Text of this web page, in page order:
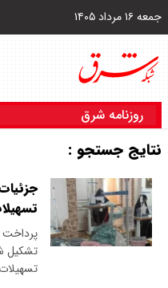
جمعه ۱۶ مرداد ۱۴۰۵
روزنامه شرق
نتایج جستجو :
پرداخت
تشکیل